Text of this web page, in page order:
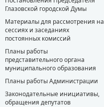
Глазовской городской Думы
Материалы для рассмотрения на
сессиях и заседаниях
постоянных комиссий
Планы работы
представительного органа
муниципального образования
Планы работы Администрации
Законодательные инициативы,
обращения депутатов